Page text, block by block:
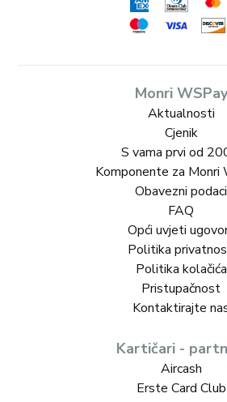
Monri WSPay
Aktualnosti
Cjenik
S vama prvi od
Komponente za Monri
Obavezni podaci
FAQ
Opći uvjeti
Politika
Politika kolačića
Pristupačnost
Kontaktirajte
Kartičari -
Aircash
Erste Card Club